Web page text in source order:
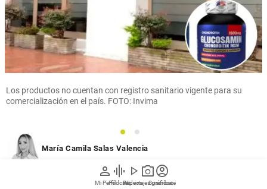
person
Mi Perfil
graphic_eq
Pódcast
play_arrow
Videos
photo_camera
Reportajes gráficos
account_circle
Suscríbete
Los productos no cuentan con registro sanitario vigente para su
comercialización en el país. FOTO: Invima
1
2
María Camila Salas Valencia